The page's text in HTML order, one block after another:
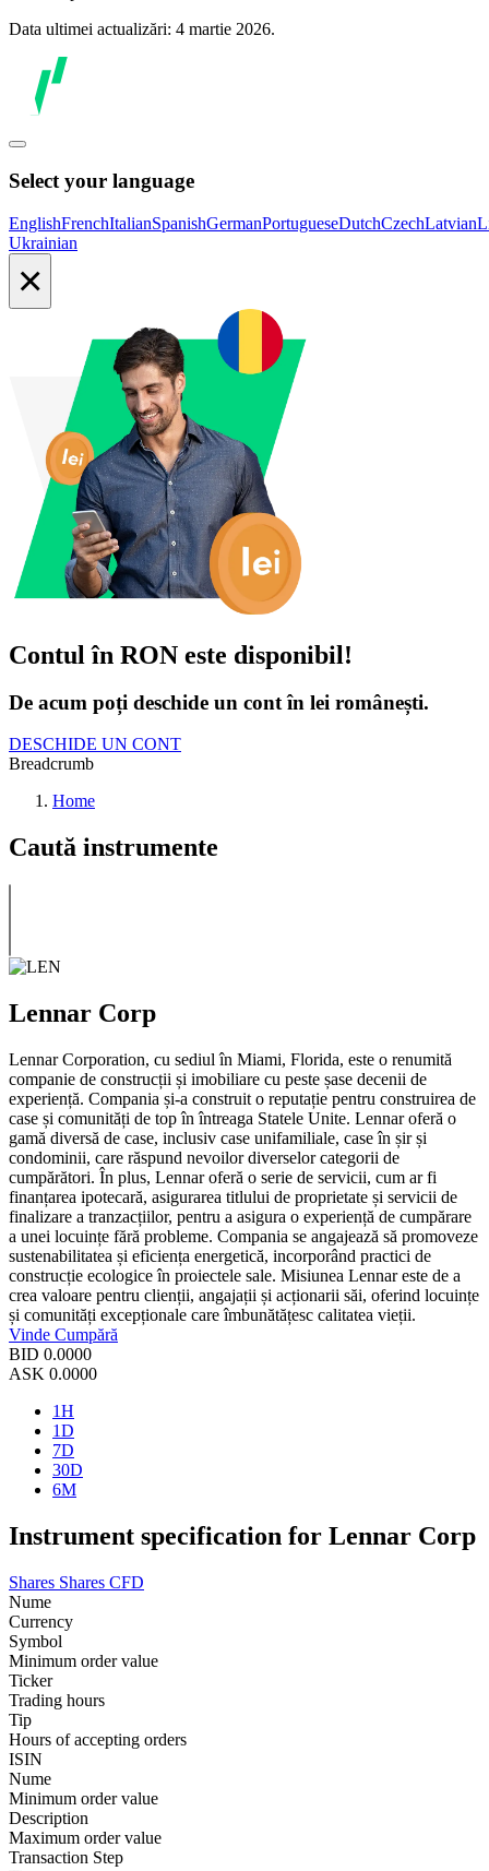
Data ultimei actualizări: 4 martie 2026.
Select your language
EnglishFrenchItalianSpanishGermanPortugueseDutchCzechLatvian
Ukrainian
×
Contul în RON este disponibil!
De acum poți deschide un cont în lei românești.
DESCHIDE UN CONT
Breadcrumb
Home
Caută instrumente
Lennar Corp
Lennar Corporation, cu sediul în Miami, Florida, este o renumită
companie de construcții și imobiliare cu peste șase decenii de
experiență. Compania și-a construit o reputație pentru construirea de
case și comunități de top în întreaga Statele Unite. Lennar oferă o
gamă diversă de case, inclusiv case unifamiliale, case în șir și
condominii, care răspund nevoilor diverselor categorii de
cumpărători. În plus, Lennar oferă o serie de servicii, cum ar fi
finanțarea ipotecară, asigurarea titlului de proprietate și servicii de
finalizare a tranzacțiilor, pentru a asigura o experiență de cumpărare
a unei locuințe fără probleme. Compania se angajează să promoveze
sustenabilitatea și eficiența energetică, incorporând practici de
construcție ecologice în proiectele sale. Misiunea Lennar este de a
crea valoare pentru clienții, angajații și acționarii săi, oferind locuințe
și comunități excepționale care îmbunătățesc calitatea vieții.
Vinde Cumpără
BID 0.0000
ASK 0.0000
1H
1D
7D
30D
6M
Instrument specification for Lennar Corp
Shares Shares CFD
Nume
Currency
Symbol
Minimum order value
Ticker
Trading hours
Tip
Hours of accepting orders
ISIN
Nume
Minimum order value
Description
Maximum order value
Transaction Step